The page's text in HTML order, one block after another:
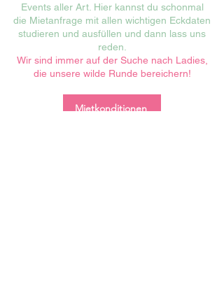
Events aller Art. Hier kannst du schonmal
die Mietanfrage mit allen wichtigen Eckdaten
studieren und ausfüllen und dann lass uns
reden.
Wir sind immer auf der Suche nach Ladies,
die unsere wilde Runde bereichern!
Mietkonditionen